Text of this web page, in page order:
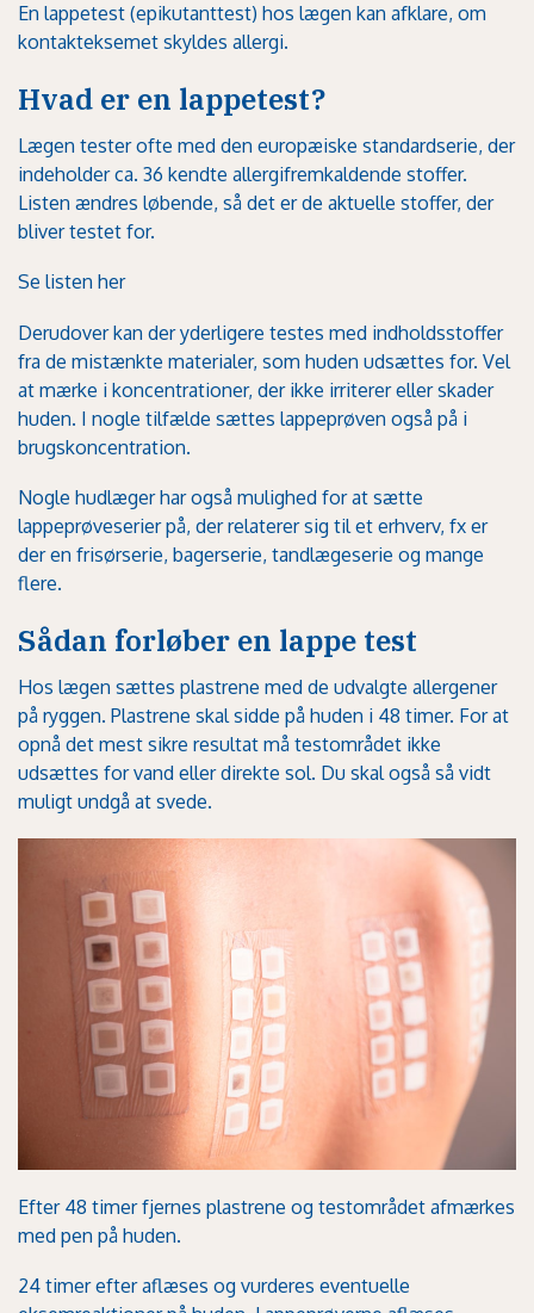
En lappetest (epikutanttest) hos lægen kan afklare, om
kontakteksemet skyldes allergi.
Hvad er en lappetest?
Lægen tester ofte med den europæiske standardserie, der
indeholder ca. 36 kendte allergifremkaldende stoffer.
Listen ændres løbende, så det er de aktuelle stoffer, der
bliver testet for.
Se listen her
Derudover kan der yderligere testes med indholdsstoffer
fra de mistænkte materialer, som huden udsættes for. Vel
at mærke i koncentrationer, der ikke irriterer eller skader
huden. I nogle tilfælde sættes lappeprøven også på i
brugskoncentration.
Nogle hudlæger har også mulighed for at sætte
lappeprøveserier på, der relaterer sig til et erhverv, fx er
der en frisørserie, bagerserie, tandlægeserie og mange
flere.
Sådan forløber en lappe test
Hos lægen sættes plastrene med de udvalgte allergener
på ryggen. Plastrene skal sidde på huden i 48 timer. For at
opnå det mest sikre resultat må testområdet ikke
udsættes for vand eller direkte sol. Du skal også så vidt
muligt undgå at svede.
Efter 48 timer fjernes plastrene og testområdet afmærkes
med pen på huden.
24 timer efter aflæses og vurderes eventuelle